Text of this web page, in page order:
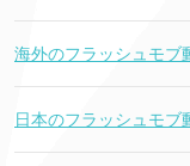
海外のフラッシュモブ
日本のフラッシュモブ